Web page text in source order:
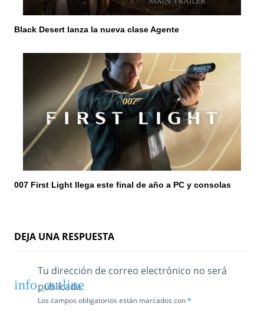
Black Desert lanza la nueva clase Agente
007 First Light llega este final de año a PC y consolas
DEJA UNA RESPUESTA
Tu dirección de correo electrónico no será
publicada.
Los campos obligatorios están marcados con*